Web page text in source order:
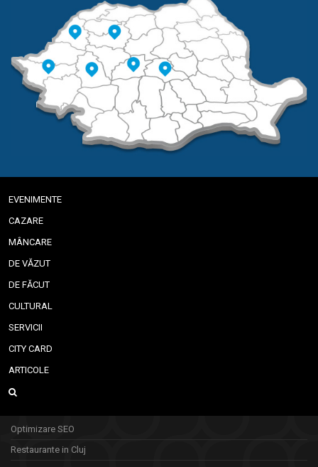
EVENIMENTE
CAZARE
MÂNCARE
DE VĂZUT
DE FĂCUT
CULTURAL
SERVICII
CITY CARD
ARTICOLE
Optimizare SEO
Restaurante in Cluj